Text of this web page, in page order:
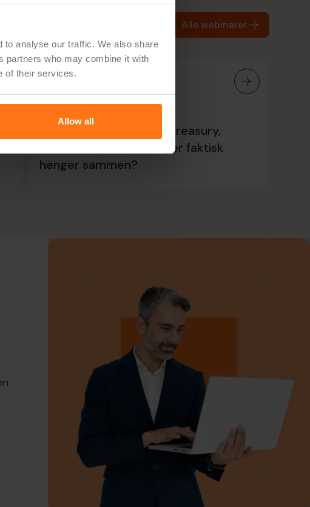
to analyse our traffic. We also share
partners who may combine it with
of their services.
Allow all
Alle webinarer
Hvordan ser det ut når treasury,
likviditet og investeringer faktisk
henger sammen?